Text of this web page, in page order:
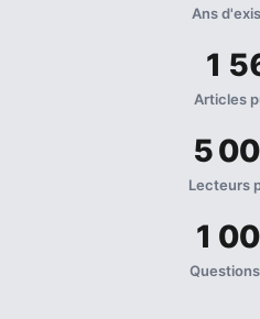
Ans
1
Articles
5
Lecteurs
1